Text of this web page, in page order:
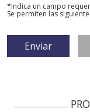
*Indica un campo
Se permiten las